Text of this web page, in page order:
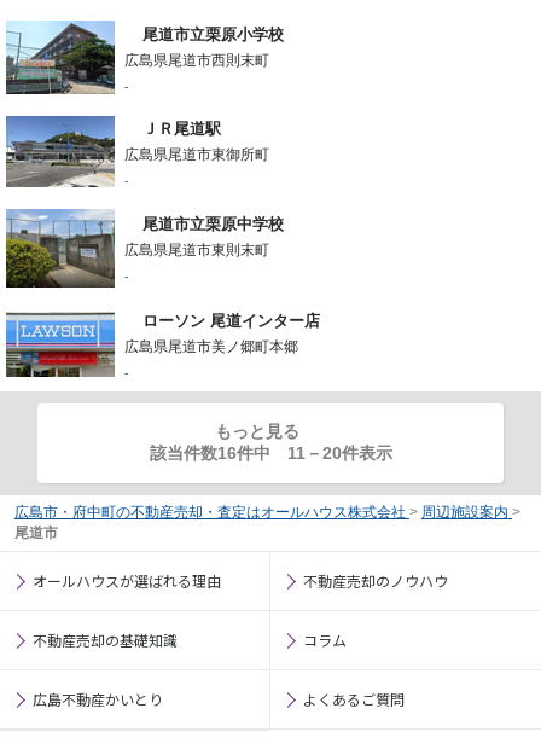
尾道市立栗原小学校
広島県尾道市西則末町
-
ＪＲ尾道駅
広島県尾道市東御所町
-
尾道市立栗原中学校
広島県尾道市東則末町
-
ローソン 尾道インター店
広島県尾道市美ノ郷町本郷
-
もっと見る
該当件数16件中 11 －20件表示
広島市・府中町の不動産売却・査定はオールハウス株式会社 > 周辺施設案内 >
尾道市
オールハウスが選ばれる理由 不動産売却のノウハウ
不動産売却の基礎知識 コラム
広島不動産かいとり よくあるご質問